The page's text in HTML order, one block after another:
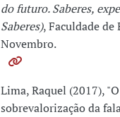
do futuro. Saberes,
Saberes), Faculdade
Novembro.
Lima, Raquel (2017),
sobrevalorização da